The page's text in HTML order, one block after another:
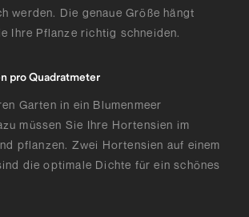
werden. Die genaue Größe hängt
Ihre Pflanze richtig schneiden.
pro Quadratmeter
Garten in ein Blumenmeer
müssen Sie Ihre Hortensien im
pflanzen. Zwei Hortensien auf einem
die optimale Dichte für ein schönes